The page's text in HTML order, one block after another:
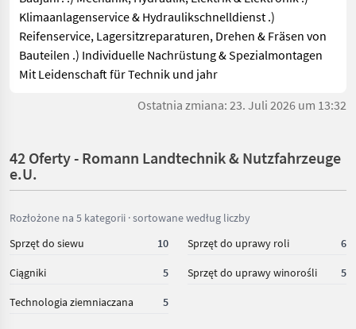
Klimaanlagenservice & Hydraulikschnelldienst .)
Reifenservice, Lagersitzreparaturen, Drehen & Fräsen von
Bauteilen .) Individuelle Nachrüstung & Spezialmontagen
Mit Leidenschaft für Technik und jahr
Ostatnia zmiana: 23. Juli 2026 um 13:32
42 Oferty - Romann Landtechnik & Nutzfahrzeuge
e.U.
Rozłożone na 5 kategorii · sortowane według liczby
Sprzęt do siewu
10 Sprzęt do uprawy roli 6
Ciągniki 5 Sprzęt do uprawy winorośli 5
Technologia ziemniaczana 5